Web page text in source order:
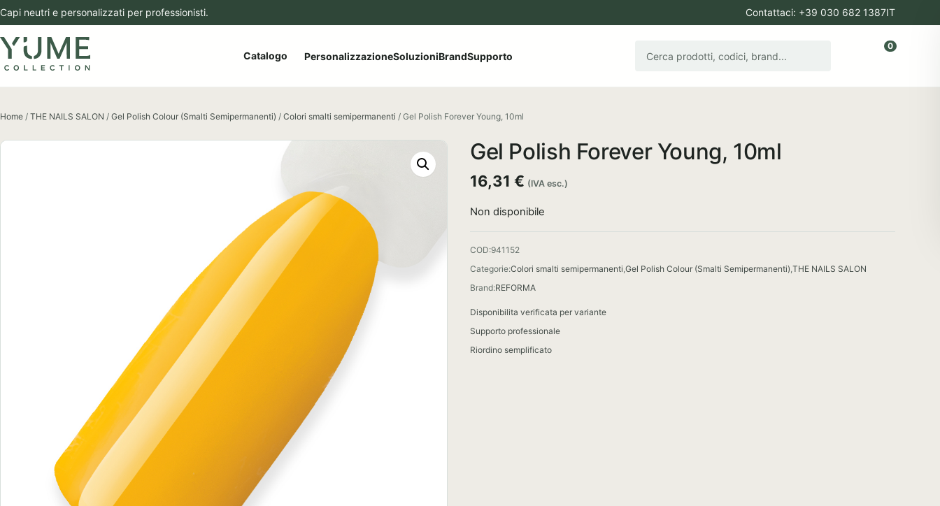
Capi neutri e personalizzati per professionisti. Contattaci: +39 030 682 1387IT
CatalogoApri le categorie del catalogo
PersonalizzazioneSoluzioniBrandSupporto
Cerca prodotti
0
Home / THE NAILS SALON / Gel Polish Colour (Smalti Semipermanenti) / Colori smalti semipermanenti / Gel Polish Forever Young, 10ml
Gel Polish Forever Young, 10ml
16,31 € (IVA esc.)
Non disponibile
COD:941152
Categorie:Colori smalti semipermanenti,Gel Polish Colour (Smalti Semipermanenti),THE NAILS SALON
Brand:REFORMA
Disponibilita verificata per variante
Supporto professionale
Riordino semplificato